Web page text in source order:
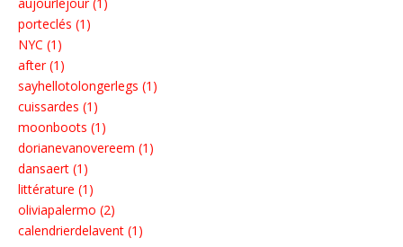
aujourlejour (1)
porteclés (1)
NYC (1)
after (1)
sayhellotolongerlegs (1)
cuissardes (1)
moonboots (1)
dorianevanovereem (1)
dansaert (1)
littérature (1)
oliviapalermo (2)
calendrierdelavent (1)